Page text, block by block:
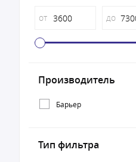
от до
Производитель
Барьер
Тип фильтра